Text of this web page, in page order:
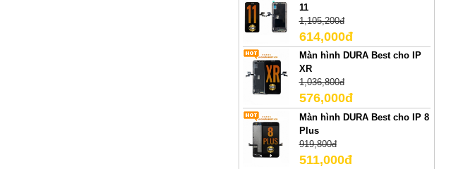
11
1,105,200đ
614,000đ
Màn hình DURA Best cho IP
XR
1,036,800đ
576,000đ
Màn hình DURA Best cho IP 8
Plus
919,800đ
511,000đ